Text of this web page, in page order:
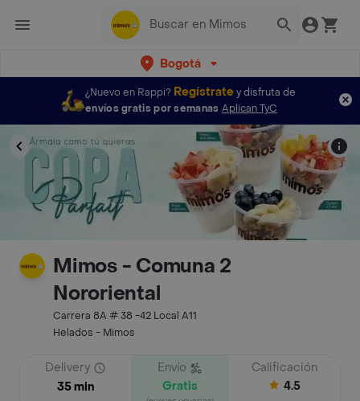
Bogotá
¿Nuevo en Rappi? Regístratey disfruta de
envíos gratis por semanas Aplican TyC
Mimos - Comuna 2
Nororiental
Carrera 8A # 38 -42 Local A11
Helados - Mimos
Delivery
35 min
Envío
Gratis
Calificación
4.5